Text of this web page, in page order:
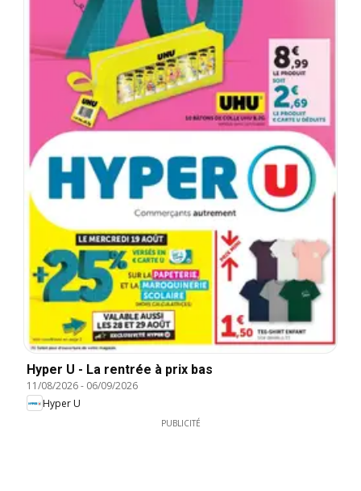
Hyper U - La rentrée à prix bas
11/08/2026- 06/09/2026
Hyper U
PUBLICITÉ